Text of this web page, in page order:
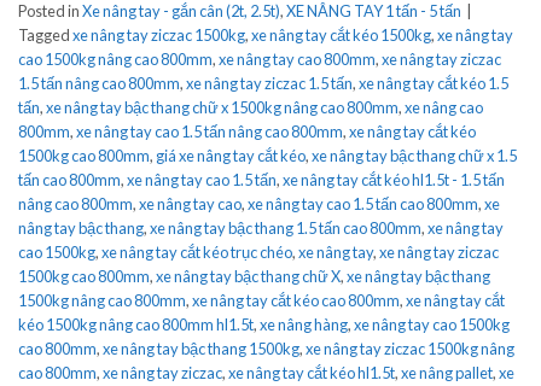
Posted inXe nâng tay - gắn cân (2t, 2.5t),XE NÂNG TAY 1 tấn - 5 tấn
Taggedxe nâng tay ziczac 1500kg,xe nâng tay cắt kéo 1500kg,xe nâng tay
cao 1500kg nâng cao 800mm,xe nâng tay cao 800mm,xe nâng tay ziczac
1.5 tấn nâng cao 800mm,xe nâng tay ziczac 1.5 tấn,xe nâng tay cắt kéo 1.5
tấn,xe nâng tay bậc thang chữ x 1500kg nâng cao 800mm,xe nâng cao
800mm,xe nâng tay cao 1.5 tấn nâng cao 800mm,xe nâng tay cắt kéo
1500kg cao 800mm, giá xe nâng tay cắt kéo,xe nâng tay bậc thang chữ x 1.5
tấn cao 800mm,xe nâng tay cao 1.5 tấn,xe nâng tay cắt kéo hl1.5t - 1.5 tấn
nâng cao 800mm,xe nâng tay cao,xe nâng tay cao 1.5 tấn cao 800mm,xe
nâng tay bậc thang,xe nâng tay bậc thang 1.5 tấn cao 800mm,xe nâng tay
cao 1500kg,xe nâng tay cắt kéo trục chéo,xe nâng tay,xe nâng tay ziczac
1500kg cao 800mm,xe nâng tay bậc thang chữ X,xe nâng tay bậc thang
1500kg nâng cao 800mm,xe nâng tay cắt kéo cao 800mm,xe nâng tay cắt
kéo 1500kg nâng cao 800mm hl1.5t,xe nâng hàng,xe nâng tay cao 1500kg
cao 800mm,xe nâng tay bậc thang 1500kg,xe nâng tay ziczac 1500kg nâng
cao 800mm,xe nâng tay ziczac,xe nâng tay cắt kéo hl1.5t,xe nâng pallet,xe